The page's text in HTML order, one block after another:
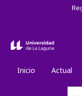
Inicio Actual